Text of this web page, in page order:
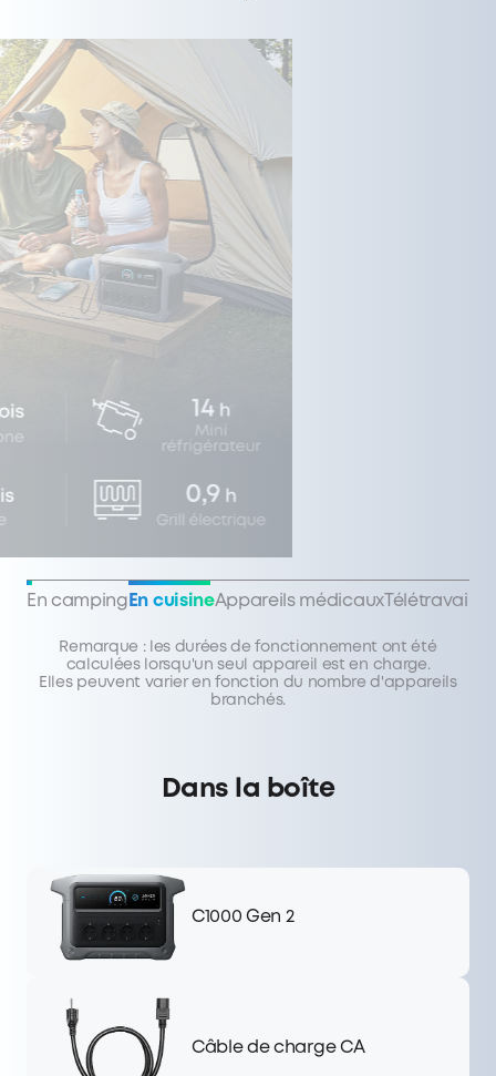
En camping En cuisineAppareils médicauxTélétravail
Remarque : les durées de fonctionnement ont été
calculées lorsqu'un seul appareil est en charge.
Elles peuvent varier en fonction du nombre d'appareils
branchés.
Dans la boîte
C1000 Gen 2
Câble de charge CA